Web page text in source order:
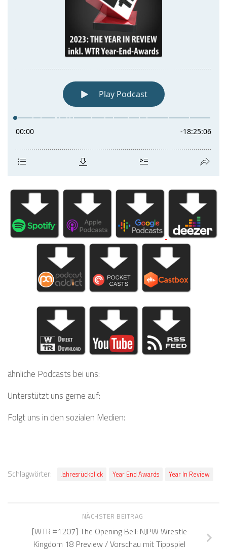
ähnliche Podcasts bei uns:
Unterstützt uns gerne auf:
Folgt uns in den sozialen Medien:
Schlagwörter: Jahresrückblick Year End Awards Year In Review
NÄCHSTER BEITRAG
[WTR #1207] The Opening Bell: NJPW Wrestle
Kingdom 18 Preview / Vorschau mit Tippspiel